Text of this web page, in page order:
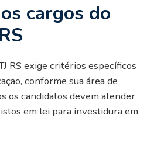
cargos do
RS exige critérios específicos
conforme sua área de
os candidatos devem atender
em lei para investidura em